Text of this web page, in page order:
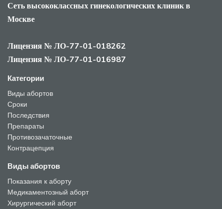
Сеть высококлассных гинекологических клиник в
Москве
Лицензия № ЛО-77-01-018262
Лицензия № ЛО-77-01-016987
Категории
Виды абортов
Сроки
Последствия
Препараты
Противозачаточные
Контрацепция
Виды абортов
Показания к аборту
Медикаментозный аборт
Хирургический аборт